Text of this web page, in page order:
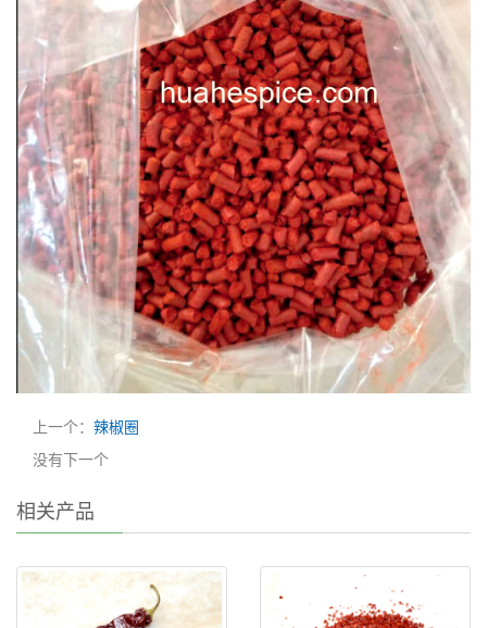
上一个： 辣椒圈
没有下一个
相关产品